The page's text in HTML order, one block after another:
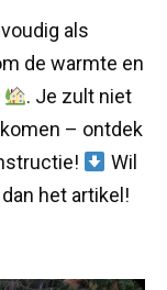
als
de warmte en
. Je zult niet
– ontdek
Wil
het artikel!